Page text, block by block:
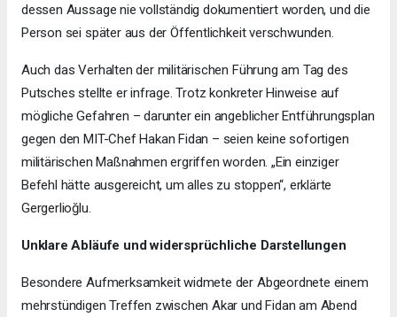
dessen Aussage nie vollständig dokumentiert worden, und die
Person sei später aus der Öffentlichkeit verschwunden.
Auch das Verhalten der militärischen Führung am Tag des
Putsches stellte er infrage. Trotz konkreter Hinweise auf
mögliche Gefahren – darunter ein angeblicher Entführungsplan
gegen den MIT-Chef Hakan Fidan – seien keine sofortigen
militärischen Maßnahmen ergriffen worden. „Ein einziger
Befehl hätte ausgereicht, um alles zu stoppen“, erklärte
Gergerlioğlu.
Unklare Abläufe und widersprüchliche Darstellungen
Besondere Aufmerksamkeit widmete der Abgeordnete einem
mehrstündigen Treffen zwischen Akar und Fidan am Abend